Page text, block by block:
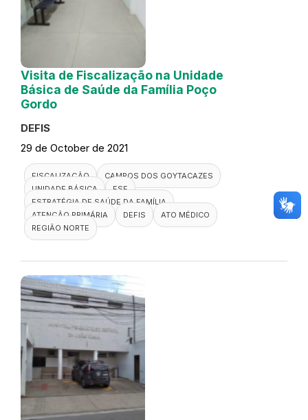
Visita de Fiscalização na Unidade
Básica de Saúde da Família Poço
Gordo
DEFIS
29 de October de 2021
FISCALIZAÇÃO
CAMPOS DOS GOYTACAZES
UNIDADE BÁSICA
ESF
ESTRATÉGIA DE SAÚDE DA FAMÍLIA
ATENÇÃO PRIMÁRIA
DEFIS
ATO MÉDICO
REGIÃO NORTE